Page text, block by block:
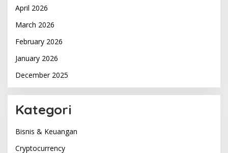
April 2026
March 2026
February 2026
January 2026
December 2025
Kategori
Bisnis & Keuangan
Cryptocurrency